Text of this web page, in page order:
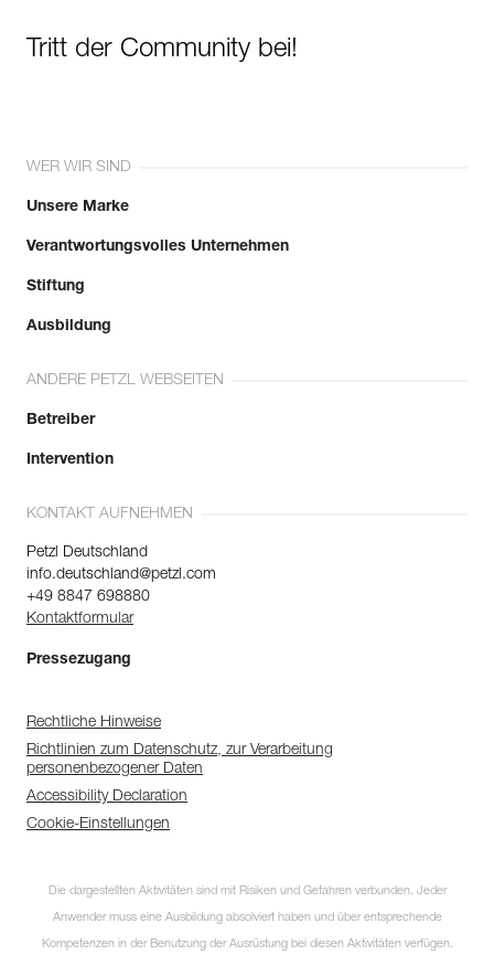
Tritt der Community bei!
WER WIR SIND
Unsere Marke
Verantwortungsvolles Unternehmen
Stiftung
Ausbildung
ANDERE PETZL WEBSEITEN
Betreiber
Intervention
KONTAKT AUFNEHMEN
Petzl Deutschland
info.deutschland@petzl.com
+49 8847 698880
Kontaktformular
Pressezugang
Rechtliche Hinweise
Richtlinien zum Datenschutz, zur Verarbeitung
personenbezogener Daten
Accessibility Declaration
Cookie-Einstellungen
Die dargestellten Aktivitäten sind mit Risiken und Gefahren verbunden. Jeder
Anwender muss eine Ausbildung absolviert haben und über entsprechende
Kompetenzen in der Benutzung der Ausrüstung bei diesen Aktivitäten verfügen.